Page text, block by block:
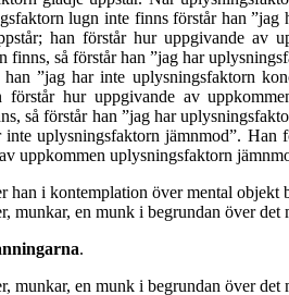
lugn inte finns förstår han
han förstår hur uppgivande av
finns, så förstår han ”jag har
”jag har inte uplysningsfaktorn
förstår hur uppgivande av
så förstår han ”jag har
inte uplysningsfaktorn jämnmod”.
uppkommen uplysningsfaktorn
han i kontemplation över mental
munkar, en munk i begrundan över
.
munkar, en munk i begrundan över